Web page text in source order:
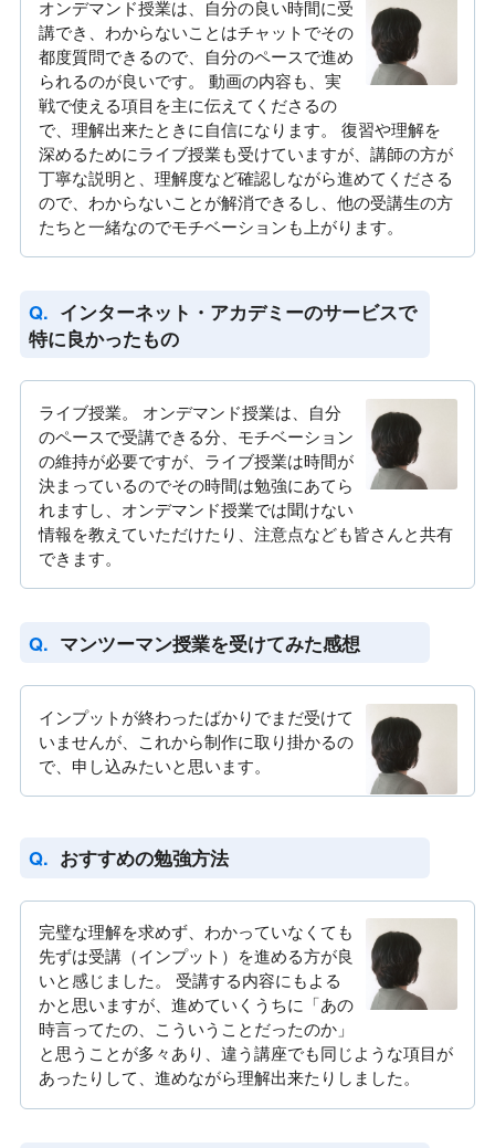
オンデマンド授業は、自分の良い時間に受
講でき、わからないことはチャットでその
都度質問できるので、自分のペースで進め
られるのが良いです。 動画の内容も、実
戦で使える項目を主に伝えてくださるの
で、理解出来たときに自信になります。 復習や理解を
深めるためにライブ授業も受けていますが、講師の方が
丁寧な説明と、理解度など確認しながら進めてくださる
ので、わからないことが解消できるし、他の受講生の方
たちと一緒なのでモチベーションも上がります。
インターネット・アカデミーのサービスで
特に良かったもの
ライブ授業。 オンデマンド授業は、自分
のペースで受講できる分、モチベーション
の維持が必要ですが、ライブ授業は時間が
決まっているのでその時間は勉強にあてら
れますし、オンデマンド授業では聞けない
情報を教えていただけたり、注意点なども皆さんと共有
できます。
マンツーマン授業を受けてみた感想
インプットが終わったばかりでまだ受けて
いませんが、これから制作に取り掛かるの
で、申し込みたいと思います。
おすすめの勉強方法
完璧な理解を求めず、わかっていなくても
先ずは受講（インプット）を進める方が良
いと感じました。 受講する内容にもよる
かと思いますが、進めていくうちに「あの
時言ってたの、こういうことだったのか」
と思うことが多々あり、違う講座でも同じような項目が
あったりして、進めながら理解出来たりしました。